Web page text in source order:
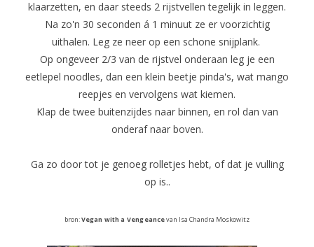
klaarzetten, en daar steeds 2 rijstvellen tegelijk in leggen.
Na zo'n 30 seconden á 1 minuut ze er voorzichtig
uithalen. Leg ze neer op een schone snijplank.
Op ongeveer 2/3 van de rijstvel onderaan leg je een
eetlepel noodles, dan een klein beetje pinda's, wat mango
reepjes en vervolgens wat kiemen.
Klap de twee buitenzijdes naar binnen, en rol dan van
onderaf naar boven.
Ga zo door tot je genoeg rolletjes hebt, of dat je vulling
op is..
bron:Vegan with a Vengeancevan Isa Chandra Moskowitz